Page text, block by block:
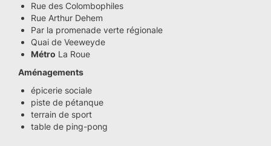
Rue des Colombophiles
Rue Arthur Dehem
Par la promenade verte régionale
Quai de Veeweyde
Métro La Roue
Aménagements
épicerie sociale
piste de pétanque
terrain de sport
table de ping-pong